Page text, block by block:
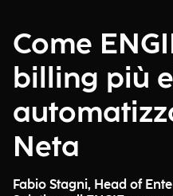
Come
billing più
Neta
Fabio Stagni, Head of